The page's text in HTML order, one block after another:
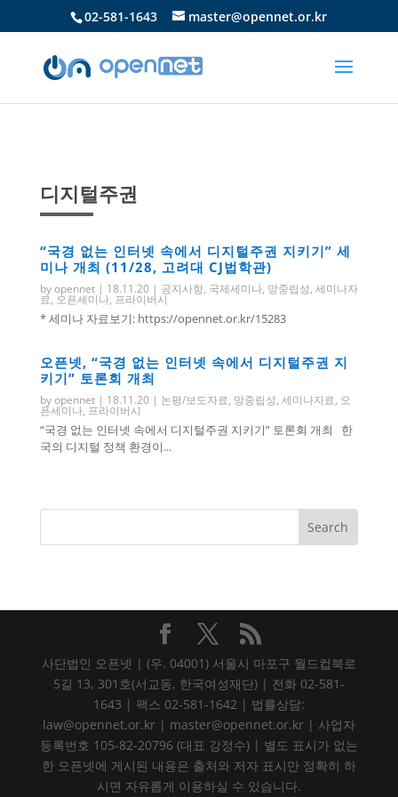
02-581-1643 master@opennet.or.kr
디지털주권
“국경 없는 인터넷 속에서 디지털주권 지키기” 세
미나 개최 (11/28, 고려대 CJ법학관)
byopennet| 18.11.20 | 공지사항, 국제세미나, 망중립성, 세미나자
료, 오픈세미나, 프라이버시
* 세미나 자료보기: https://opennet.or.kr/15283
오픈넷, “국경 없는 인터넷 속에서 디지털주권 지
키기” 토론회 개최
byopennet| 18.11.20 | 논평/보도자료, 망중립성, 세미나자료, 오
픈세미나, 프라이버시
“국경 없는 인터넷 속에서 디지털주권 지키기” 토론회 개최 한
국의 디지털 정책 환경이...
사단법인 오픈넷 | (우. 04001) 서울시 마포구 월드컵북로
5길 13, 301호(서교동, 한국여성재단) | 전화 02-581-
1643 | 팩스 02-581-1642 | 법률상담:
law@opennet.or.kr | master@opennet.or.kr | 사업자
등록번호 105-82-20796 (대표 강정수) | 별도 표시가 없는
한 오픈넷에 게시된 내용은 출처와 저자 표시만 정확히 하
시면 자유롭게 이용하실 수 있습니다.